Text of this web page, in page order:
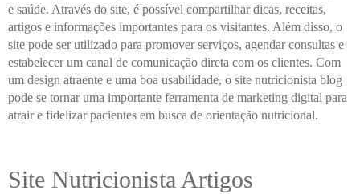
e saúde. Através do site, é possível compartilhar dicas, receitas,
artigos e informações importantes para os visitantes. Além disso, o
site pode ser utilizado para promover serviços, agendar consultas e
estabelecer um canal de comunicação direta com os clientes. Com
um design atraente e uma boa usabilidade, o site nutricionista blog
pode se tornar uma importante ferramenta de marketing digital para
atrair e fidelizar pacientes em busca de orientação nutricional.
Site Nutricionista Artigos